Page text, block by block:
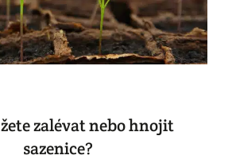
zalévat nebo hnojit
sazenice?